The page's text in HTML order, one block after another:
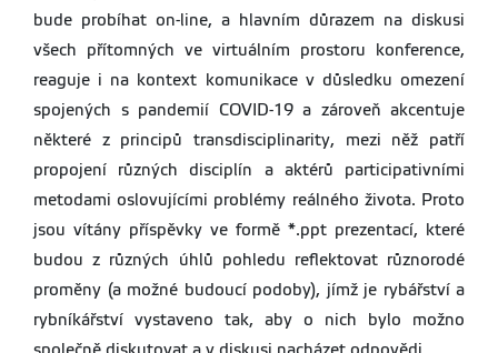
bude probíhat on-line, a hlavním důrazem na diskusi
všech přítomných ve virtuálním prostoru konference,
reaguje i na kontext komunikace v důsledku omezení
spojených s pandemií COVID-19 a zároveň akcentuje
některé z principů transdisciplinarity, mezi něž patří
propojení různých disciplín a aktérů participativními
metodami oslovujícími problémy reálného života. Proto
jsou vítány příspěvky ve formě *.ppt prezentací, které
budou z různých úhlů pohledu reflektovat různorodé
proměny (a možné budoucí podoby), jímž je rybářství a
rybníkářství vystaveno tak, aby o nich bylo možno